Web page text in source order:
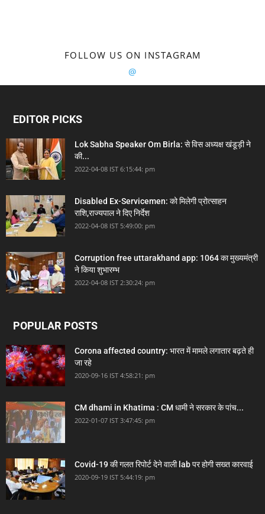
FOLLOW US ON INSTAGRAM
@
EDITOR PICKS
Lok Sabha Speaker Om Birla: से विस अध्यक्ष खंडूड़ी ने
की...
2022-04-08 IST 6:15:44: pm
Disabled Ex-Servicemen: को मिलेगी प्रोत्साहन
राशि,राज्यपाल ने दिए निर्देश
2022-04-08 IST 5:49:00: pm
Corruption free uttarakhand app: 1064 का मुख्यमंत्री
ने किया शुभारम्भ
2022-04-08 IST 2:30:24: pm
POPULAR POSTS
Corona affected country: भारत में मामले लगातार बढ़ते ही
जा रहे
2020-09-16 IST 4:58:21: pm
CM dhami in Khatima : CM धामी ने सरकार के पांच...
2022-01-07 IST 3:47:45: pm
Covid-19 की गलत रिपोर्ट देने वाली lab पर होगी सख्त कारवाई
2020-09-19 IST 5:44:19: pm